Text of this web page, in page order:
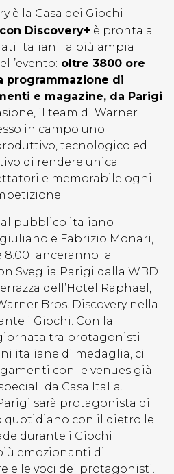
è la Casa dei Giochi
con Discovery+ è pronta a
italiani la più ampia
oltre 3800 ore
programmazione di
e magazine, da Parigi
il team di Warner
in campo uno
tecnologico ed
di rendere unica
e memorabile ogni
pubblico italiano
e Fabrizio Monari,
lanceranno la
Sveglia Parigi dalla WBD
dell’Hotel Raphael,
Bros. Discovery nella
i Giochi. Con la
tra protagonisti
italiane di medaglia, ci
con le venues già
da Casa Italia.
sarà protagonista di
quotidiano con il dietro le
durante i Giochi
emozionanti di
e le voci dei protagonisti.